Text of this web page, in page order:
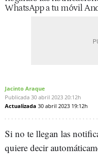
WhatsApp a tu móvil
Jacinto Araque
Publicada 30 abril 2023 20:12h
Actualizada 30 abril 2023 19:12h
Si no te llegan las
quiere decir